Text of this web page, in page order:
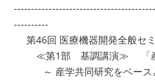
----------
第46回 医療機器開発全般セ
≪第1部 基調講演≫ 「産学
～ 産学共同研究をベースと